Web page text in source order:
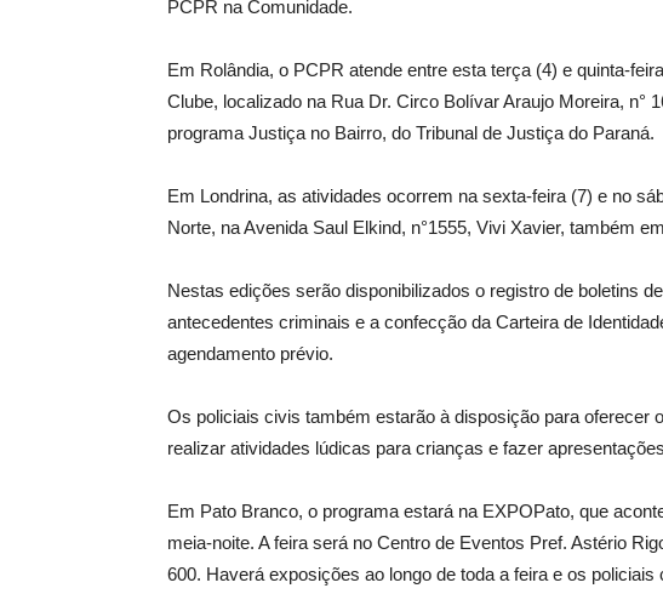
PCPR na Comunidade.
Em Rolândia, o PCPR atende entre esta terça (4) e quinta-
Clube, localizado na Rua Dr. Circo Bolívar Araujo Moreira, n°
programa Justiça no Bairro, do Tribunal de Justiça do Paraná.
Em Londrina, as atividades ocorrem na sexta-feira (7) e no
Norte, na Avenida Saul Elkind, n°1555, Vivi Xavier, também
Nestas edições serão disponibilizados o registro de boletins
antecedentes criminais e a confecção da Carteira de
agendamento prévio.
Os policiais civis também estarão à disposição para oferecer
realizar atividades lúdicas para crianças e fazer
Em Pato Branco, o programa estará na EXPOPato, que
meia-noite. A feira será no Centro de Eventos Pref. Astério
600. Haverá exposições ao longo de toda a feira e os